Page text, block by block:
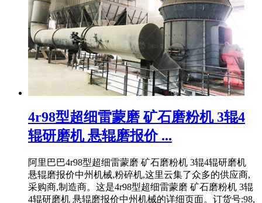
4r98型超细雷蒙磨 矿石磨粉机 3辊4
辊研磨机 悬辊磨报价 ...
阿里巴巴4r98型超细雷蒙磨 矿石磨粉机 3辊4辊研磨机
悬辊磨报价中州机械,粉碎机,这里云集了众多的供应商,
采购商,制造商。这是4r98型超细雷蒙磨 矿石磨粉机 3辊
4辊研磨机 悬辊磨报价中州机械的详细页面。订货号:98,